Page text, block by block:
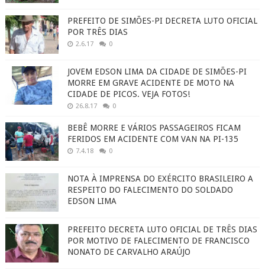
PREFEITO DE SIMÕES-PI DECRETA LUTO OFICIAL
POR TRÊS DIAS
2.6.17 0
JOVEM EDSON LIMA DA CIDADE DE SIMÕES-PI
MORRE EM GRAVE ACIDENTE DE MOTO NA
CIDADE DE PICOS. VEJA FOTOS!
26.8.17 0
BEBÊ MORRE E VÁRIOS PASSAGEIROS FICAM
FERIDOS EM ACIDENTE COM VAN NA PI-135
7.4.18 0
NOTA À IMPRENSA DO EXÉRCITO BRASILEIRO A
RESPEITO DO FALECIMENTO DO SOLDADO
EDSON LIMA
PREFEITO DECRETA LUTO OFICIAL DE TRÊS DIAS
POR MOTIVO DE FALECIMENTO DE FRANCISCO
NONATO DE CARVALHO ARAÚJO